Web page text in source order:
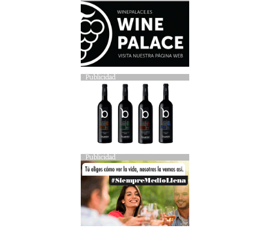
Publicidad
Publicidad